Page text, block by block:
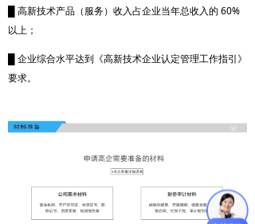
█ 高新技术产品（服务）收入占企业当年总收入的 60%
以上；
█ 企业综合水平达到《高新技术企业认定管理工作指引》
要求。